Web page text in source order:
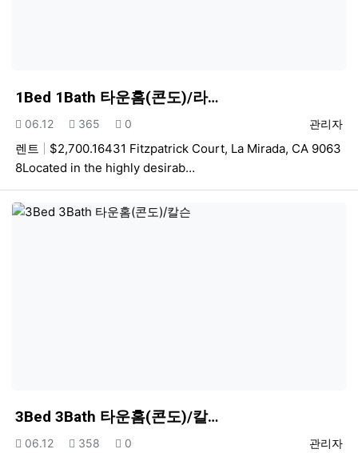
1Bed 1Bath 타운홈(콘도)/라…
등록자
관리자
등록일
06.12 조회
365 추천
0
렌트
$2,700.16431 Fitzpatrick Court, La Mirada, CA 9063
8Located in the highly desirab…
3Bed 3Bath 타운홈(콘도)/칼…
등록자
관리자
등록일
06.12 조회
358 추천
0